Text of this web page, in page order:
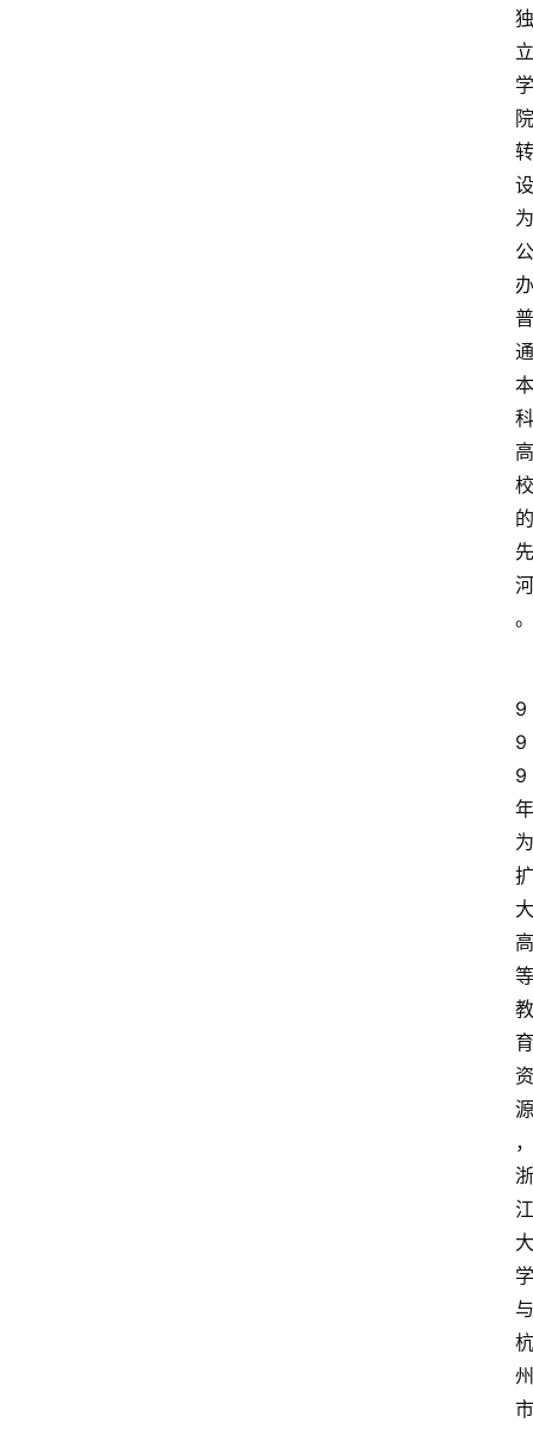
独
立
学
院
转
设
为
公
办
普
通
本
科
高
校
的
先
河
。
9
9
9
年
为
扩
大
高
等
教
育
资
源
，
浙
江
大
学
与
杭
州
市